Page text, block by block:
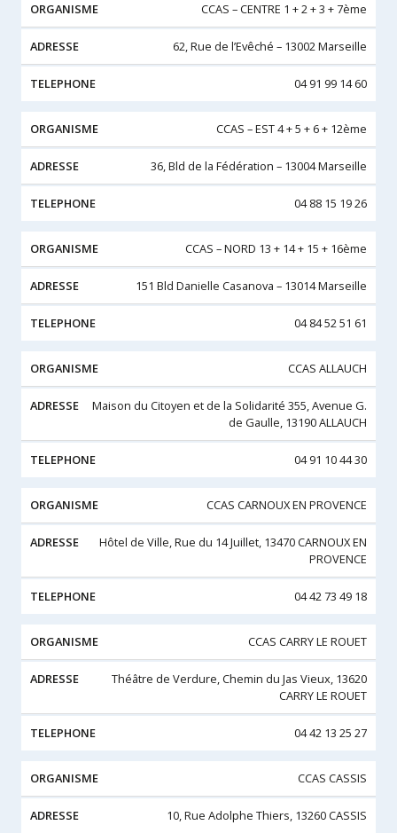
CCAS – CENTRE 1 + 2 + 3 + 7ème
62, Rue de l’Evêché – 13002 Marseille
04 91 99 14 60
CCAS – EST 4 + 5 + 6 + 12ème
36, Bld de la Fédération – 13004 Marseille
04 88 15 19 26
CCAS – NORD 13 + 14 + 15 + 16ème
151 Bld Danielle Casanova – 13014 Marseille
04 84 52 51 61
CCAS ALLAUCH
Maison du Citoyen et de la Solidarité 355, Avenue G.
de Gaulle, 13190 ALLAUCH
04 91 10 44 30
CCAS CARNOUX EN PROVENCE
Hôtel de Ville, Rue du 14 Juillet, 13470 CARNOUX EN
PROVENCE
04 42 73 49 18
CCAS CARRY LE ROUET
Théâtre de Verdure, Chemin du Jas Vieux, 13620
CARRY LE ROUET
04 42 13 25 27
CCAS CASSIS
10, Rue Adolphe Thiers, 13260 CASSIS